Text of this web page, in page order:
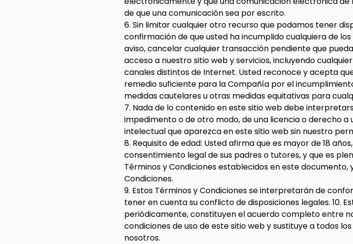
de que una comunicación sea por escrito.
6. Sin limitar cualquier otro recurso que podamos tener
confirmación de que usted ha incumplido cualquiera de
aviso, cancelar cualquier transacción pendiente que
acceso a nuestro sitio web y servicios, incluyendo
canales distintos de Internet. Usted reconoce y acepta
remedio suficiente para la Compañía por el
medidas cautelares u otras medidas equitativas para
7. Nada de lo contenido en este sitio web debe
impedimento o de otro modo, de una licencia o derecho
intelectual que aparezca en este sitio web sin nuestro
8. Requisito de edad: Usted afirma que es mayor de 18
consentimiento legal de sus padres o tutores, y que es
Términos y Condiciones establecidos en este
Condiciones.
9. Estos Términos y Condiciones se interpretarán de
tener en cuenta su conflicto de disposiciones legales. 10.
periódicamente, constituyen el acuerdo completo entre
condiciones de uso de este sitio web y sustituye a todos
nosotros.